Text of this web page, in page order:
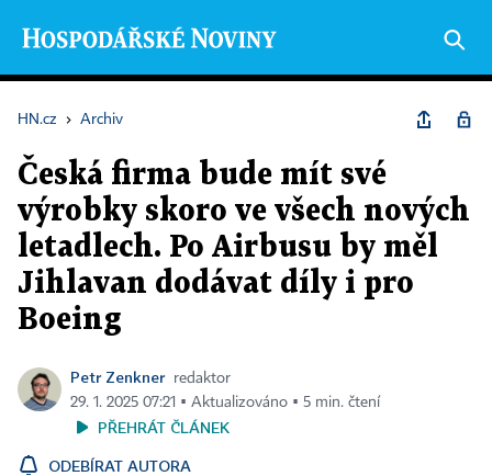
HN.cz › Archiv
Česká firma bude mít své
výrobky skoro ve všech nových
letadlech. Po Airbusu by měl
Jihlavan dodávat díly i pro
Boeing
Petr Zenkner
redaktor
29. 1. 2025 07:21 ▪ Aktualizováno ▪ 5 min. čtení
PŘEHRÁT ČLÁNEK
ODEBÍRAT AUTORA